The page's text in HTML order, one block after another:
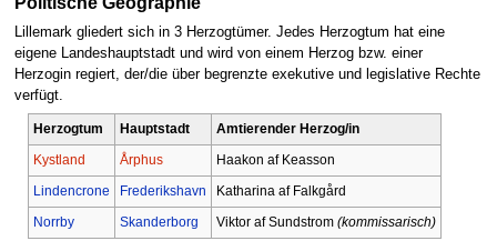
Lillemark gliedert sich in 3 Herzogtümer. Jedes Herzogtum hat eine
eigene Landeshauptstadt und wird von einem Herzog bzw. einer
Herzogin regiert, der/die über begrenzte exekutive und legislative Rechte
verfügt.
Herzogtum Hauptstadt
Amtierender Herzog/in
Kystland
Årphus
Haakon af Keasson
Lindencrone
Frederikshavn
Katharina af Falkgård
Norrby
Skanderborg Viktor af Sundstrom (kommissarisch)